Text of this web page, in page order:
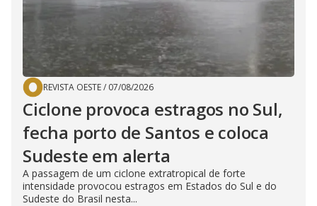
REVISTA OESTE/ 07/08/2026
Ciclone provoca estragos no Sul,
fecha porto de Santos e coloca
Sudeste em alerta
A passagem de um ciclone extratropical de forte
intensidade provocou estragos em Estados do Sul e do
Sudeste do Brasil nesta...